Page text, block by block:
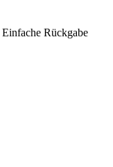
Einfache Rückgabe